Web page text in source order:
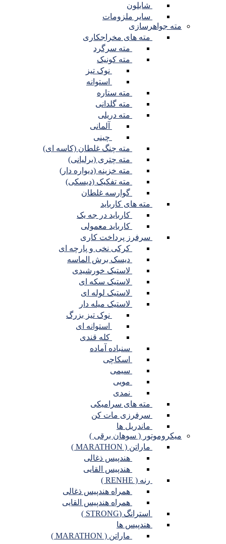
شابلون
سایر ملزومات
مته جواهرسازی
مته های مخراجکاری
مته سرگرد
مته کونیک
نوک تیز
استوانه
مته ستاره
مته گلدانی
مته دریلی
آلمانی
چینی
مته چنگ غلطان (کاسه ای)
مته چتری (برلیانی)
مته خزینه (دیواره دار)
مته تفکیک (دیسکی)
گوارسه غلطان
مته های کارباید
کارباید در جه یک
کارباید معمولی
سرفرز پرداخت کاری
کرکی نخی و پارچه ای
دیسک برش الماسه
لاستیک خورشیدی
لاستیک سکه ای
لاستیک لوله ای
لاستیک میله دار
نوک تیز بزرگ
استوانه ای
کله قندی
سنباده آماده
اسکاچی
سیمی
مویی
نمدی
مته های سرامیکی
سرفرزی مات کن
ماندریل ها
میکروموتور ( سوهان برقی )
ماراتن ( MARATHON )
هندپیس ذغالی
هندپیس القایی
رنه ( RENHE )
همراه هندپیس ذغالی
همراه هندپیس القایی
استرانگ (STRONG )
هندپیس ها
ماراتن ( MARATHON )